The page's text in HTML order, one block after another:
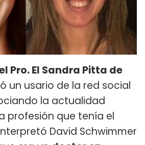
Pro. El Sandra Pitta de
un usario de la red social
la actualidad
profesión que tenía el
David Schwimmer